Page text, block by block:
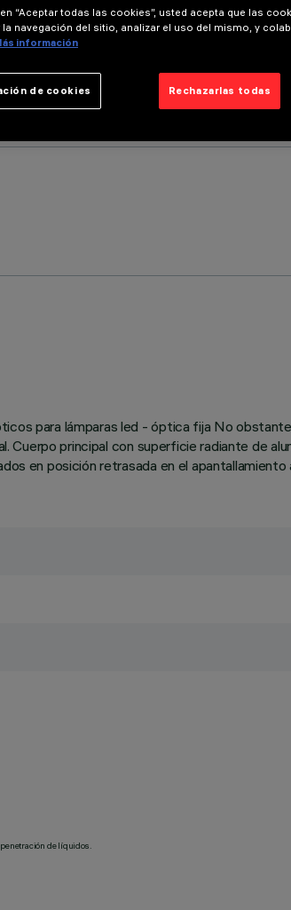
para lámparas led - óptica fija No
principal con superficie radiante de
en posición retrasada en el
de líquidos.
“Aceptar todas las cookies”, usted acepta que las
la navegación del sitio, analizar el uso del mismo, y
información
Rechazarlas todas
de cookies